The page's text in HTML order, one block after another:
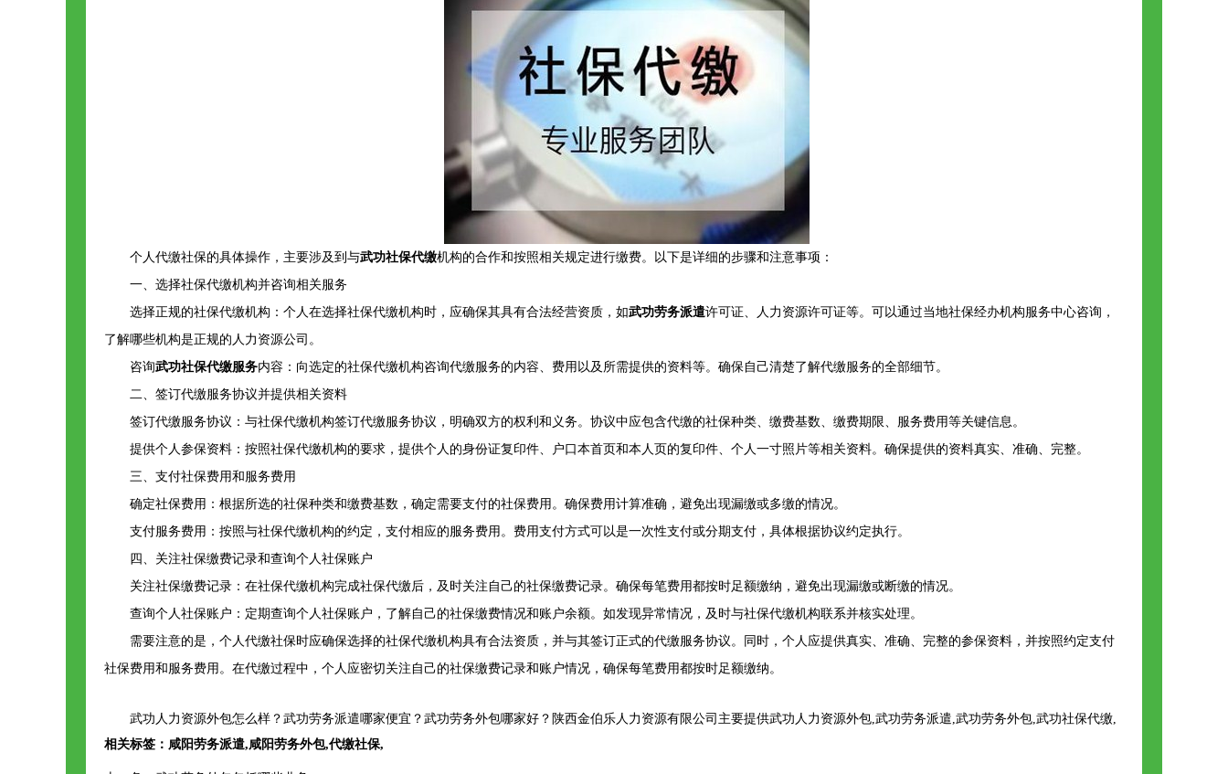
个人代缴社保的具体操作，主要涉及到与武功社保代缴机构的合作和按照相关规定进行缴费。以下是详细的步骤和注意事项：
一、选择社保代缴机构并咨询相关服务
选择正规的社保代缴机构：个人在选择社保代缴机构时，应确保其具有合法经营资质，如武功劳务派遣许可证、人力资源许可证等。可以通过当地社保经办机构服务中心咨询，
了解哪些机构是正规的人力资源公司。
咨询武功社保代缴服务内容：向选定的社保代缴机构咨询代缴服务的内容、费用以及所需提供的资料等。确保自己清楚了解代缴服务的全部细节。
二、签订代缴服务协议并提供相关资料
签订代缴服务协议：与社保代缴机构签订代缴服务协议，明确双方的权利和义务。协议中应包含代缴的社保种类、缴费基数、缴费期限、服务费用等关键信息。
提供个人参保资料：按照社保代缴机构的要求，提供个人的身份证复印件、户口本首页和本人页的复印件、个人一寸照片等相关资料。确保提供的资料真实、准确、完整。
三、支付社保费用和服务费用
确定社保费用：根据所选的社保种类和缴费基数，确定需要支付的社保费用。确保费用计算准确，避免出现漏缴或多缴的情况。
支付服务费用：按照与社保代缴机构的约定，支付相应的服务费用。费用支付方式可以是一次性支付或分期支付，具体根据协议约定执行。
四、关注社保缴费记录和查询个人社保账户
关注社保缴费记录：在社保代缴机构完成社保代缴后，及时关注自己的社保缴费记录。确保每笔费用都按时足额缴纳，避免出现漏缴或断缴的情况。
查询个人社保账户：定期查询个人社保账户，了解自己的社保缴费情况和账户余额。如发现异常情况，及时与社保代缴机构联系并核实处理。
需要注意的是，个人代缴社保时应确保选择的社保代缴机构具有合法资质，并与其签订正式的代缴服务协议。同时，个人应提供真实、准确、完整的参保资料，并按照约定支付
社保费用和服务费用。在代缴过程中，个人应密切关注自己的社保缴费记录和账户情况，确保每笔费用都按时足额缴纳。
武功人力资源外包怎么样？武功劳务派遣哪家便宜？武功劳务外包哪家好？陕西金伯乐人力资源有限公司主要提供武功人力资源外包,武功劳务派遣,武功劳务外包,武功社保代缴,
相关标签： 咸阳劳务派遣,咸阳劳务外包,代缴社保,